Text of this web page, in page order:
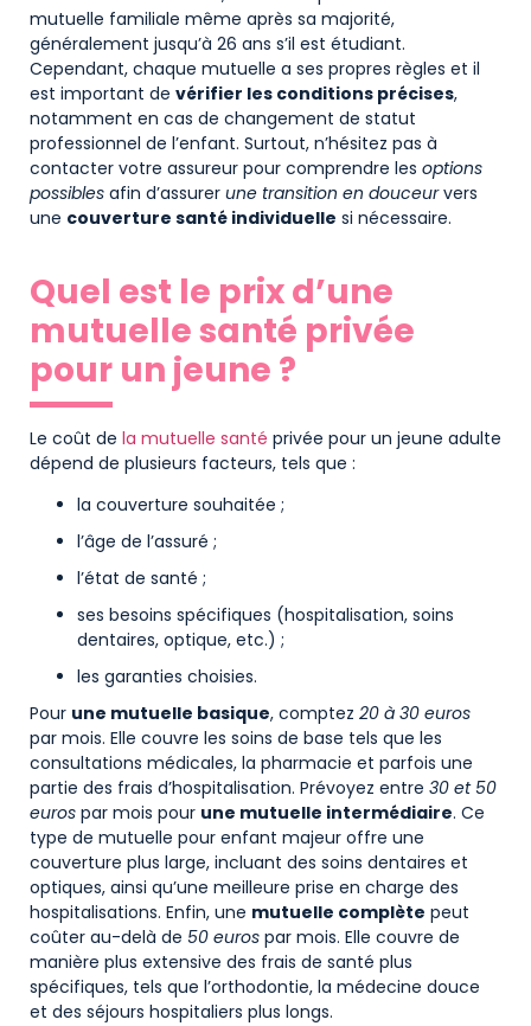
mutuelle familiale même après sa majorité,
généralement jusqu’à 26 ans s’il est étudiant.
Cependant, chaque mutuelle a ses propres règles et il
est important de vérifier les conditions précises,
notamment en cas de changement de statut
professionnel de l’enfant. Surtout, n’hésitez pas à
contacter votre assureur pour comprendre les options
possibles afin d’assurer une transition en douceurvers
une couverture santé individuelle si nécessaire.
Quel est le prix d’une
mutuelle santé privée
pour un jeune ?
Le coût de la mutuelle santé privée pour un jeune adulte
dépend de plusieurs facteurs, tels que :
la couverture souhaitée ;
l’âge de l’assuré ;
l’état de santé ;
ses besoins spécifiques (hospitalisation, soins
dentaires, optique, etc.) ;
les garanties choisies.
Pour une mutuelle basique, comptez 20 à 30 euros
par mois. Elle couvre les soins de base tels que les
consultations médicales, la pharmacie et parfois une
partie des frais d’hospitalisation. Prévoyez entre 30 et 50
euros par mois pour une mutuelle intermédiaire. Ce
type de mutuelle pour enfant majeur offre une
couverture plus large, incluant des soins dentaires et
optiques, ainsi qu’une meilleure prise en charge des
hospitalisations. Enfin, une mutuelle complète peut
coûter au-delà de 50 euros par mois. Elle couvre de
manière plus extensive des frais de santé plus
spécifiques, tels que l’orthodontie, la médecine douce
et des séjours hospitaliers plus longs.